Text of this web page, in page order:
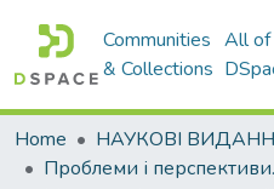
Communities
& Collections
All of
Home